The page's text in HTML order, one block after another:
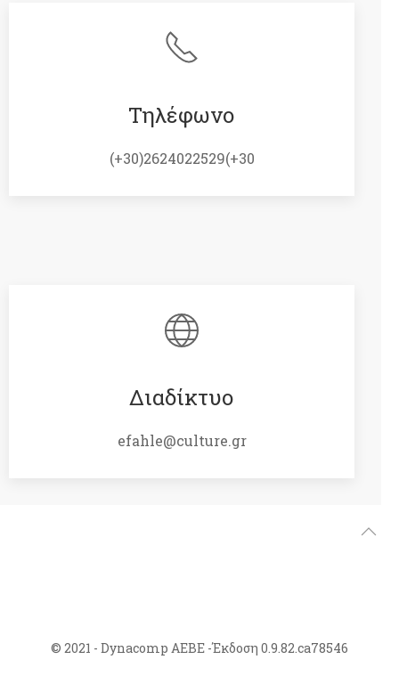
Τηλέφωνο
(+30)2624022529(+30
Διαδίκτυο
efahle@culture.gr
© 2021 - Dynacomp ΑΕΒΕ -Έκδοση 0.9.82.ca78546